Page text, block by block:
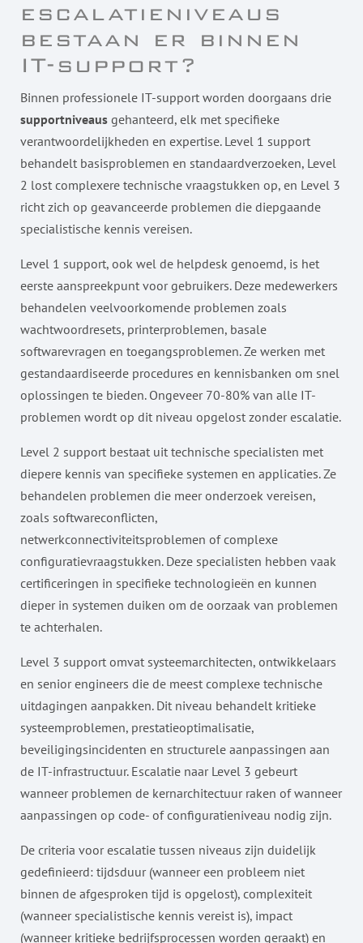
escalatieniveaus
bestaan er binnen
IT-support?
Binnen professionele IT-support worden doorgaans drie
supportniveaus gehanteerd, elk met specifieke
verantwoordelijkheden en expertise. Level 1 support
behandelt basisproblemen en standaardverzoeken, Level
2 lost complexere technische vraagstukken op, en Level 3
richt zich op geavanceerde problemen die diepgaande
specialistische kennis vereisen.
Level 1 support, ook wel de helpdesk genoemd, is het
eerste aanspreekpunt voor gebruikers. Deze medewerkers
behandelen veelvoorkomende problemen zoals
wachtwoordresets, printerproblemen, basale
softwarevragen en toegangsproblemen. Ze werken met
gestandaardiseerde procedures en kennisbanken om snel
oplossingen te bieden. Ongeveer 70-80% van alle IT-
problemen wordt op dit niveau opgelost zonder escalatie.
Level 2 support bestaat uit technische specialisten met
diepere kennis van specifieke systemen en applicaties. Ze
behandelen problemen die meer onderzoek vereisen,
zoals softwareconflicten,
netwerkconnectiviteitsproblemen of complexe
configuratievraagstukken. Deze specialisten hebben vaak
certificeringen in specifieke technologieën en kunnen
dieper in systemen duiken om de oorzaak van problemen
te achterhalen.
Level 3 support omvat systeemarchitecten, ontwikkelaars
en senior engineers die de meest complexe technische
uitdagingen aanpakken. Dit niveau behandelt kritieke
systeemproblemen, prestatieoptimalisatie,
beveiligingsincidenten en structurele aanpassingen aan
de IT-infrastructuur. Escalatie naar Level 3 gebeurt
wanneer problemen de kernarchitectuur raken of wanneer
aanpassingen op code- of configuratieniveau nodig zijn.
De criteria voor escalatie tussen niveaus zijn duidelijk
gedefinieerd: tijdsduur (wanneer een probleem niet
binnen de afgesproken tijd is opgelost), complexiteit
(wanneer specialistische kennis vereist is), impact
(wanneer kritieke bedrijfsprocessen worden geraakt) en